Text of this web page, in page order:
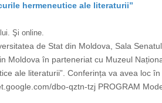
hermeneutice ale literaturii”
Şi online.
de Stat din Moldova, Sala
Moldova în parteneriat cu Muzeul
ale literaturii”. Conferința va avea loc
dbo-qztn-tzj PROGRAM